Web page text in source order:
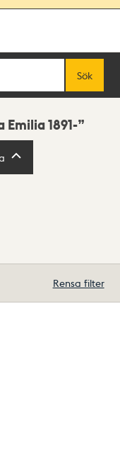
Sök
Emilia 1891-
Rensa filter